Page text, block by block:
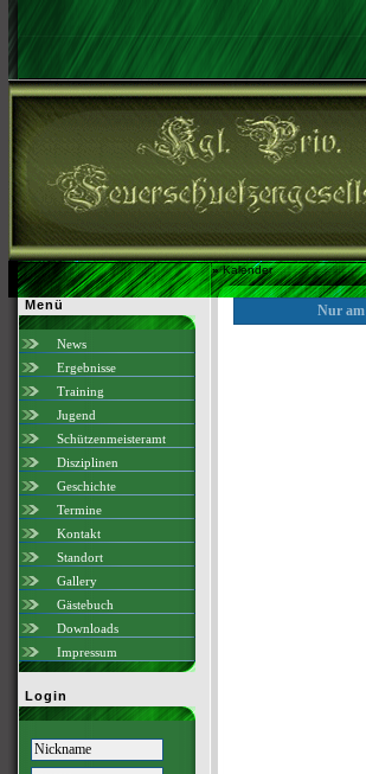
»Kalender
Menü
News
Ergebnisse
Training
Jugend
Schützenmeisteramt
Disziplinen
Geschichte
Termine
Kontakt
Standort
Gallery
Gästebuch
Downloads
Impressum
Login
Nur am